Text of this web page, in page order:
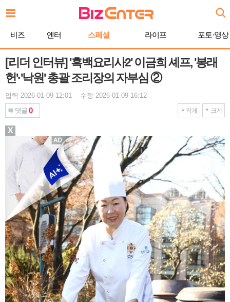
문
기
비즈 엔터 스페셜 라이프 포토·영상
[리더 인터뷰] '흑백요리사2' 이금희 셰프, '봉래
헌'·'낙원' 총괄 조리장의 자부심 ②
입력 2026-01-09 12:01 수정 2026-01-09 16:12
댓글 0 작게 크게
X